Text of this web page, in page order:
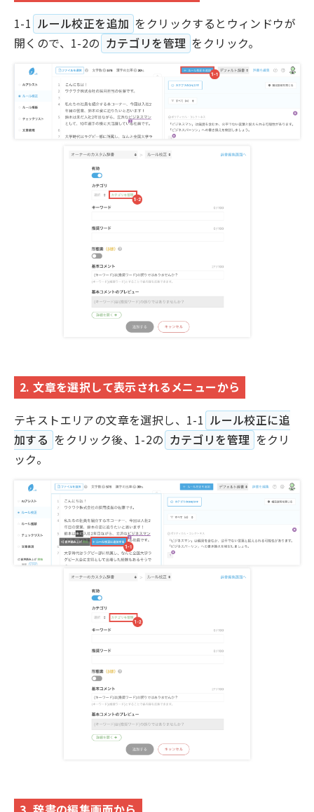
1-1 ルール校正を追加 をクリックするとウィンドウが
開くので、1-2の カテゴリを管理 をクリック。
2. 文章を選択して表示されるメニューから
テキストエリアの文章を選択し、1-1 ルール校正に追
加する をクリック後、1-2の カテゴリを管理 をクリ
ック。